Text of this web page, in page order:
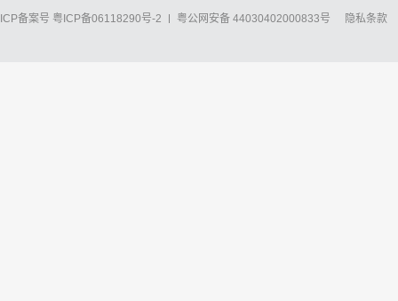
ICP备案号 粤ICP备06118290号-2 粤公网安备 44030402000833号 隐私条款